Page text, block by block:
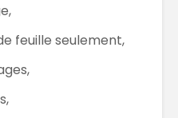
feuille seulement,